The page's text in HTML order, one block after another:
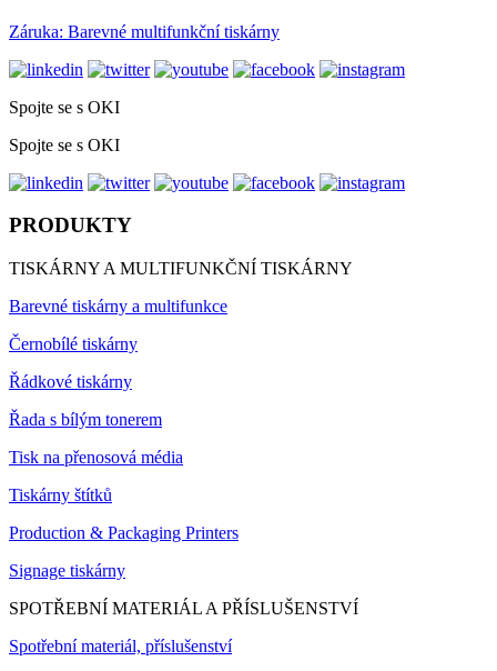
Záruka: Barevné multifunkční tiskárny
Spojte se s OKI
Spojte se s OKI
PRODUKTY
TISKÁRNY A MULTIFUNKČNÍ TISKÁRNY
Barevné tiskárny a multifunkce
Černobílé tiskárny
Řádkové tiskárny
Řada s bílým tonerem
Tisk na přenosová média
Tiskárny štítků
Production & Packaging Printers
Signage tiskárny
SPOTŘEBNÍ MATERIÁL A PŘÍSLUŠENSTVÍ
Spotřební materiál, příslušenství